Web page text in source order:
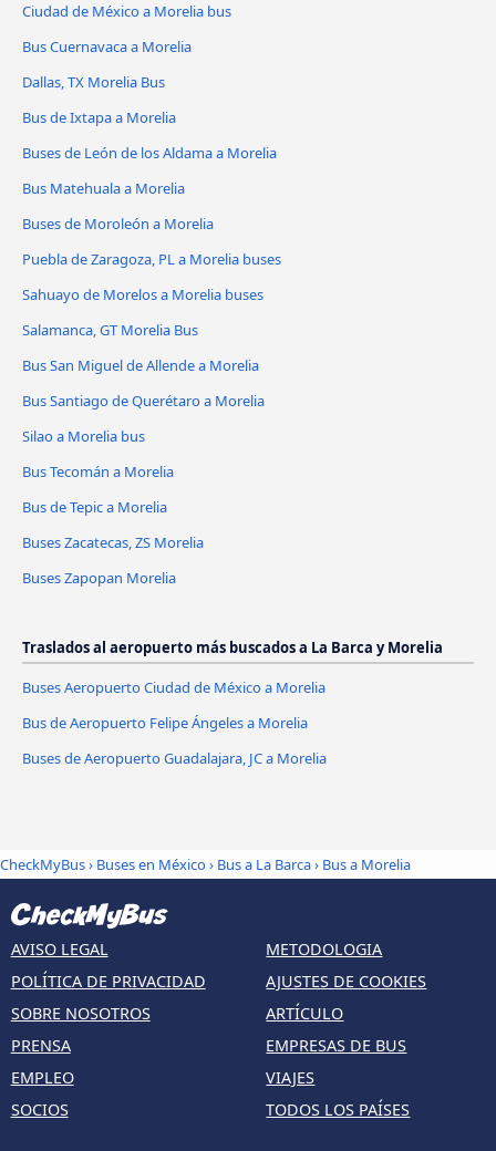
Ciudad de México a Morelia bus
Bus Cuernavaca a Morelia
Dallas, TX Morelia Bus
Bus de Ixtapa a Morelia
Buses de León de los Aldama a Morelia
Bus Matehuala a Morelia
Buses de Moroleón a Morelia
Puebla de Zaragoza, PL a Morelia buses
Sahuayo de Morelos a Morelia buses
Salamanca, GT Morelia Bus
Bus San Miguel de Allende a Morelia
Bus Santiago de Querétaro a Morelia
Silao a Morelia bus
Bus Tecomán a Morelia
Bus de Tepic a Morelia
Buses Zacatecas, ZS Morelia
Buses Zapopan Morelia
Traslados al aeropuerto más buscados a La Barca y Morelia
Buses Aeropuerto Ciudad de México a Morelia
Bus de Aeropuerto Felipe Ángeles a Morelia
Buses de Aeropuerto Guadalajara, JC a Morelia
CheckMyBus› Buses en México› Bus a La Barca› Bus a Morelia
AVISO LEGAL
POLÍTICA DE PRIVACIDAD
SOBRE NOSOTROS
PRENSA
EMPLEO
SOCIOS
METODOLOGIA
AJUSTES DE COOKIES
ARTÍCULO
EMPRESAS DE BUS
VIAJES
TODOS LOS PAÍSES